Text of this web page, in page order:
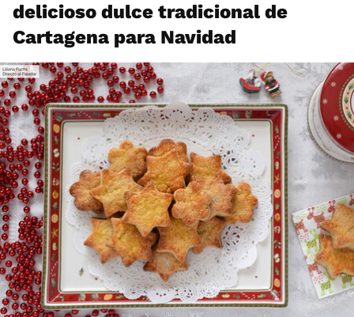
delicioso dulce tradicional de
Cartagena para Navidad